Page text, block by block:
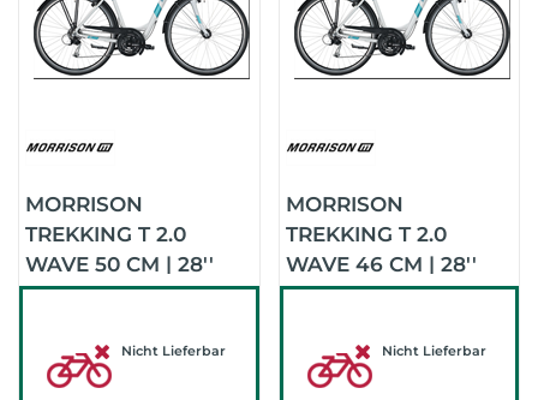
MORRISON
TREKKING T 2.0
WAVE 50 CM | 28''
(WHITE)
Nicht Lieferbar
MORRISON
TREKKING T 2.0
WAVE 46 CM | 28''
(WHITE)
Nicht Lieferbar